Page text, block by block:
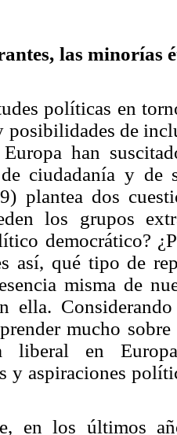
las minorías
políticas en
posibilidades de
han
ciudadanía y de
plantea dos
los grupos
democrático?
así, qué tipo de
misma de
ella.
mucho
liberal en
y aspiraciones
en los últimos